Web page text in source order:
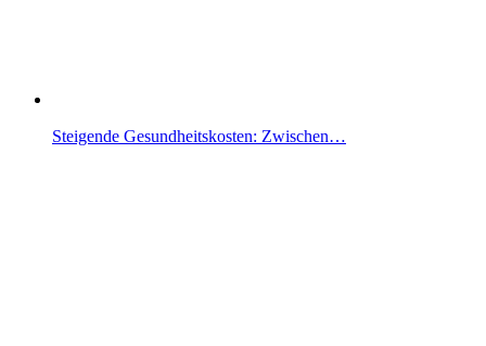
Steigende Gesundheitskosten: Zwischen…